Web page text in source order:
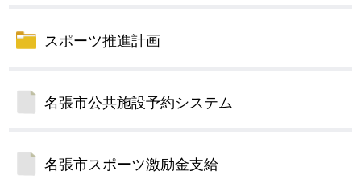
スポーツ推進計画
名張市公共施設予約システム
名張市スポーツ激励金支給